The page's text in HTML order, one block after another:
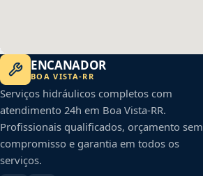
ENCANADOR
BOA VISTA-RR
Serviços hidráulicos completos com
atendimento 24h em Boa Vista-RR.
Profissionais qualificados, orçamento sem
compromisso e garantia em todos os
serviços.